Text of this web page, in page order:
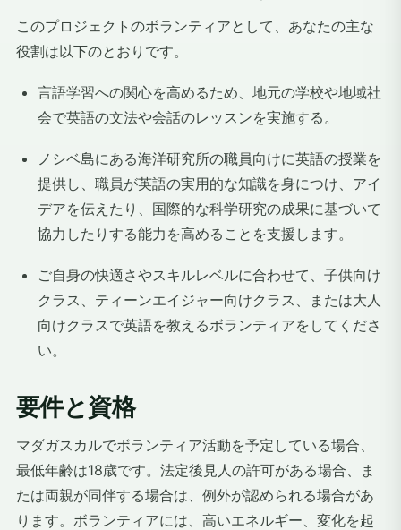
このプロジェクトのボランティアとして、あなたの主な
役割は以下のとおりです。
言語学習への関心を高めるため、地元の学校や地域社
会で英語の文法や会話のレッスンを実施する。
ノシベ島にある海洋研究所の職員向けに英語の授業を
提供し、職員が英語の実用的な知識を身につけ、アイ
デアを伝えたり、国際的な科学研究の成果に基づいて
協力したりする能力を高めることを支援します。
ご自身の快適さやスキルレベルに合わせて、子供向け
クラス、ティーンエイジャー向けクラス、または大人
向けクラスで英語を教えるボランティアをしてくださ
い。
要件と資格
マダガスカルでボランティア活動を予定している場合、
最低年齢は18歳です。法定後見人の許可がある場合、ま
たは両親が同伴する場合は、例外が認められる場合があ
ります。ボランティアには、高いエネルギー、変化を起